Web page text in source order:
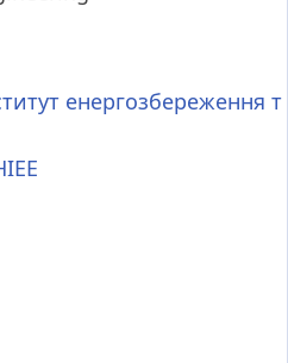
енергозбереження т